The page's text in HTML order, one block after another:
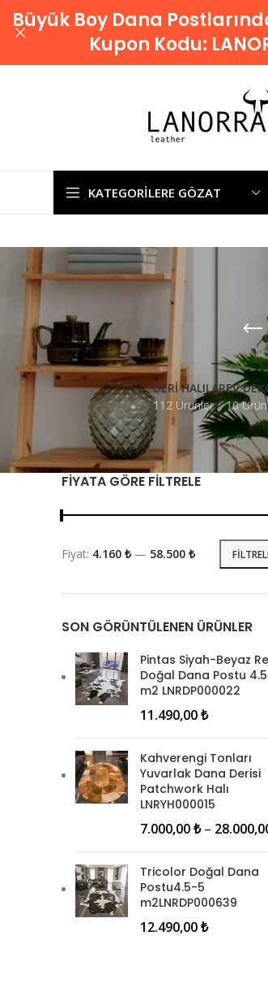
KATEGORILERE GÖZAT
DERI HALILAR
112 Ürünler
EV
10
FIYATA GÖRE FILTRELE
Fiyat: 4.160 ₺ — 58.500 ₺
SON GÖRÜNTÜLENEN ÜRÜNLER
Pintas Siyah-Beyaz
Doğal Dana Postu
m2 LNRDP000022
11.490,00₺
Kahverengi Tonları
Yuvarlak Dana Derisi
Patchwork Halı
LNRYH000015
7.000,00₺ –
Tricolor Doğal Dana
Postu4.5-5
m2LNRDP000639
12.490,00₺
Büyük Boy Dana
Kupon Kodu: